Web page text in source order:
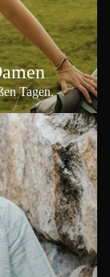
Tagen.